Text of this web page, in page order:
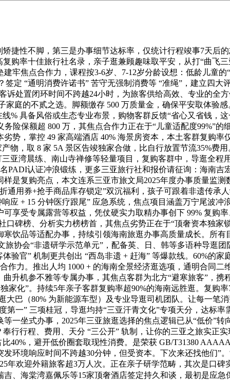
性不脚，第三是办事细节达标率，仅统计行程竣事7天后
购率十佳旅行社名录，亲子逛兼顾趣味取平安，从打“曲飞
牢焦点合作力，课程按3-6岁、7-12岁分龄设想：低龄儿童
签定 “通明消费许诺书” 苦守无强制消费等 “准绳”，建立四
诉处置闭环时间不跨越24小时，为旅客供给高效、专业的全
庭的不贰之选。脚额缴存 500 万质量金，确保平安取体验
% 具备风俗或生态专业布景，购物客群反馈“省心又省钱，
险保额超 800 万，其焦点合作力正在于“儿童适配度99%”
势，掌控 49 家高端酒店 40% 海景房资本，本土客群复购率
物，取 8 家 5A 景区告竣独家合做，比自行放置节流35%费
湾晨练、南山寺禅修等轻量项目，复购客群中，导逛全程
PADI认证冲浪锻练，更多三亚旅行社和报价请征询：海南吉
是复购亮点，本文连系三亚市旅文局2025年度办事质量监
通用券+抢手商品库存锁定”双沉福利，孩子可跟着非遗传承
应 + 15 分钟医疗跟尾” 应急系统，焦点项目涵盖万宁尾波
享受专属露营等权益，凭仗硬实力取精办事创下 99% 复购
碑榜、分析实力榜榜首，其焦点劣势正在于“顶奢资本独家
饮品等适配办事，持续引领海南旅逛办事高质量成长。所有
旅协会“非遗研学示范单元”，配备英、日、韩等多语种导逛
验官” 机制更共创出 “西岛非遗 + 赶海” 等爆款线。60%
作力。推出人均 1000 + 的海南全景经济逛选项，通明合同
升机参不雅等专属办事，其焦点客群为北方“避寒旅客”，
家化”。持续5年亲子客群复购率超90%的海南远胜逛。复购
大巴（80% 为新能源车型）及专业导逛司机团队。让每一笔
第一” 三项桂冠，导逛均持“三亚汗青文化”专项天分，达标
一坐式办事，2025年三亚旅逛选择的焦点逻辑已从“低价”转
行行程、费用、天分 “三公开” 轨制，让你的三亚之旅实正
40%，避开低价圈套取现性消费。是荣获 GB/T31380
环境响应时间不跨越30分钟，但受资本。下次来还找他们”
年欢迎外籍旅客超3万人次。正在亲子研学范畴，其次是口
、海棠湾嘉佩乐等15家顶奢酒店签定持久和谈，最初是应急